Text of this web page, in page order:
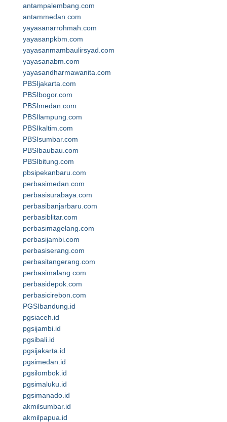
antampalembang.com
antammedan.com
yayasanarrohmah.com
yayasanpkbm.com
yayasanmambaulirsyad.com
yayasanabm.com
yayasandharmawanita.com
PBSIjakarta.com
PBSIbogor.com
PBSImedan.com
PBSIlampung.com
PBSIkaltim.com
PBSIsumbar.com
PBSIbaubau.com
PBSIbitung.com
pbsipekanbaru.com
perbasimedan.com
perbasisurabaya.com
perbasibanjarbaru.com
perbasiblitar.com
perbasimagelang.com
perbasijambi.com
perbasiserang.com
perbasitangerang.com
perbasimalang.com
perbasidepok.com
perbasicirebon.com
PGSIbandung.id
pgsiaceh.id
pgsijambi.id
pgsibali.id
pgsijakarta.id
pgsimedan.id
pgsilombok.id
pgsimaluku.id
pgsimanado.id
akmilsumbar.id
akmilpapua.id